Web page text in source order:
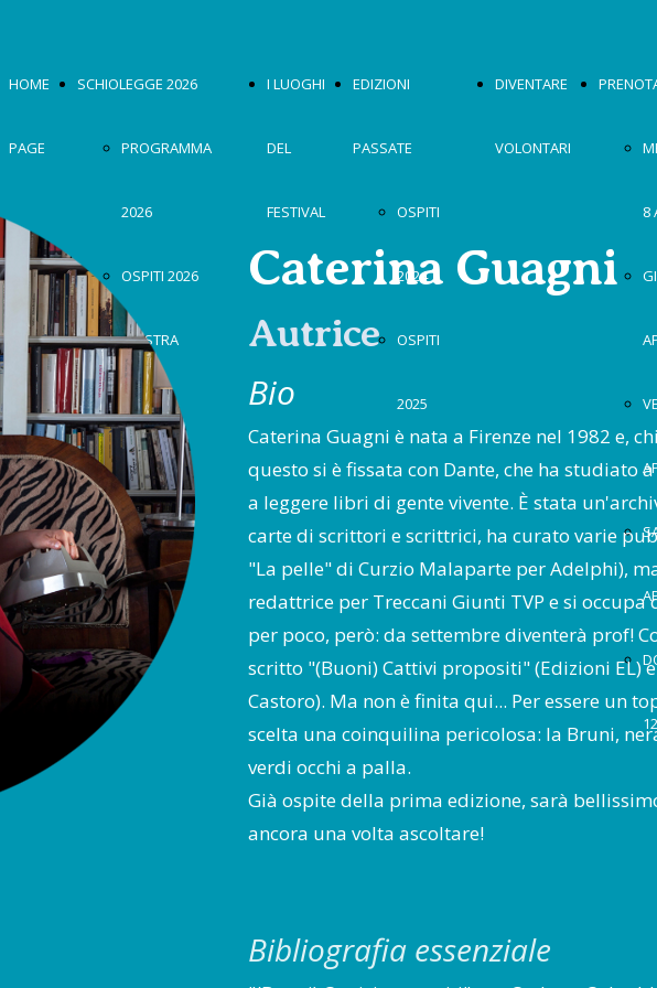
HOME
PAGE
SCHIOLEGGE 2026
PROGRAMMA
2026
OSPITI 2026
MOSTRA
2026
I LUOGHI
DEL
FESTIVAL
EDIZIONI
PASSATE
OSPITI
2024
OSPITI
2025
DIVENTARE
VOLONTARI
8
Caterina Guagni
Autrice
Bio
Caterina Guagni è nata a Firenze nel 1982 e,
questo si è fissata con Dante, che ha studiato
a leggere libri di gente vivente. È stata
carte di scrittori e scrittrici, ha curato varie
"La pelle" di Curzio Malaparte per Adelphi),
redattrice per Treccani Giunti TVP e si
per poco, però: da settembre diventerà prof!
scritto "(Buoni) Cattivi propositi" (Edizioni EL)
Castoro). Ma non è finita qui... Per essere un
scelta una coinquilina pericolosa: la Bruni,
verdi occhi a palla.
Già ospite della prima edizione, sarà
ancora una volta ascoltare!
Bibliografia essenziale